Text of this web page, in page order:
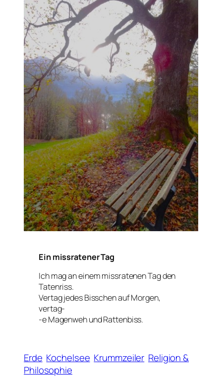
Ein missratener Tag
Ich mag an einem missratenen Tag den
Tatenriss.
Vertag jedes Bisschen auf Morgen,
vertag-
-e Magenweh und Rattenbiss.
Erde Kochelsee Krummzeiler Religion &
Philosophie